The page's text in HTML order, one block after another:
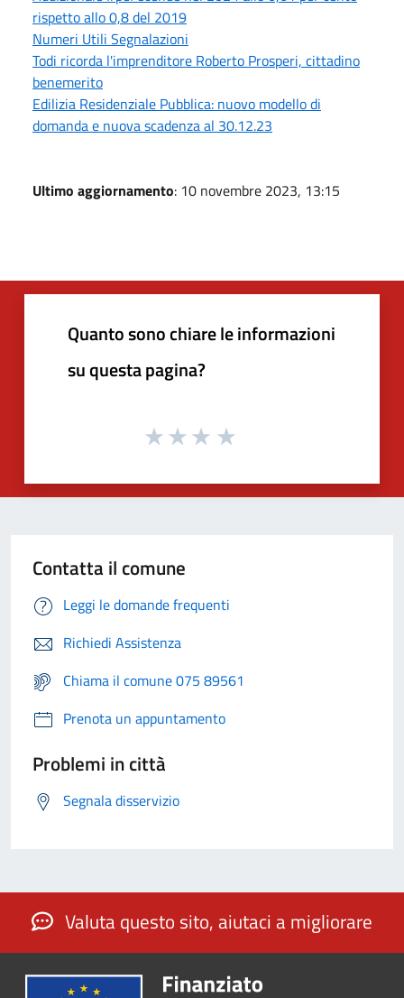
rispetto allo 0,8 del 2019
Numeri Utili Segnalazioni
Todi ricorda l'imprenditore Roberto Prosperi, cittadino
benemerito
Edilizia Residenziale Pubblica: nuovo modello di
domanda e nuova scadenza al 30.12.23
Ultimo aggiornamento: 10 novembre 2023, 13:15
Quanto sono chiare le informazioni
su questa pagina?
Contatta il comune
Leggi le domande frequenti
Richiedi Assistenza
Chiama il comune 075 89561
Prenota un appuntamento
Problemi in città
Segnala disservizio
Valuta questo sito, aiutaci a migliorare